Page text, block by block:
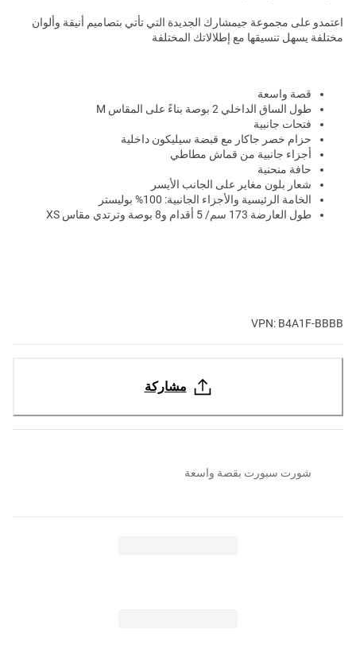
اعتمدو على مجموعة جيمشارك الجديدة التي تأتي بتصاميم أنيقة وألوان
مختلفة يسهل تنسيقها مع إطلالاتك المختلفة
قصة واسعة
طول الساق الداخلي 2 بوصة بناءً على المقاس M
فتحات جانبية
حزام خصر جاكار مع قبضة سيليكون داخلية
أجزاء جانبية من قماش مطاطي
حافة منحنية
شعار بلون مغاير على الجانب الأيسر
الخامة الرئيسية والأجزاء الجانبية: 100% بوليستر
طول العارضة 173 سم/ 5 أقدام و8 بوصة وترتدي مقاس XS
VPN: B4A1F-BBBB
مشاركة
شورت سبورت بقصة واسعة